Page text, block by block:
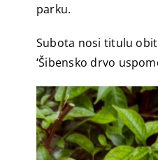
parku.
Subota nosi titulu
‘Šibensko drvo